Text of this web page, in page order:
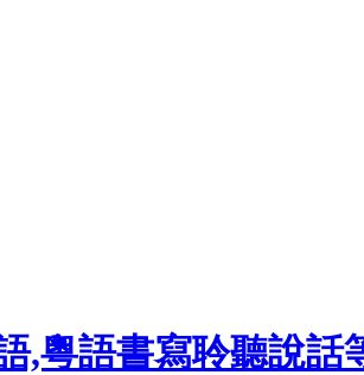
,粵語書寫聆聽說話